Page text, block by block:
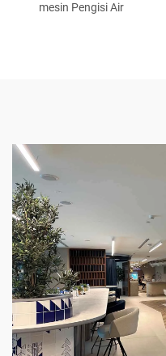
mesin Pengisi Air